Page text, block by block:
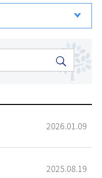
2026.01.09
2025.08.19